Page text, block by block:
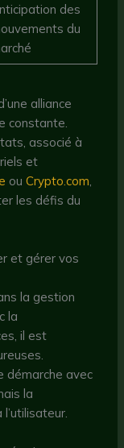
des
du
alliance
constante.
associé à
et
ouCrypto.com,
les défis du
et gérer vos
la gestion
la
il est
démarche avec
la